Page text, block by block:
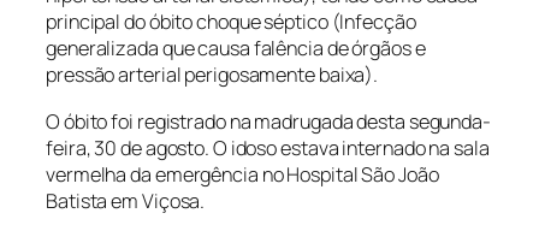
principal do óbito choque séptico (Infecção
generalizada que causa falência de órgãos e
pressão arterial perigosamente baixa).
O óbito foi registrado na madrugada desta segunda-
feira, 30 de agosto. O idoso estava internado na sala
vermelha da emergência no Hospital São João
Batista em Viçosa.